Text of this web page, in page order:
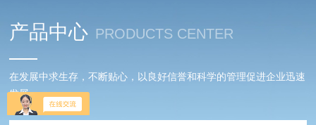
产品中心 PRODUCTS CENTER
在发展中求生存，不断贴心，以良好信誉和科学的管理促进企业迅速
发展